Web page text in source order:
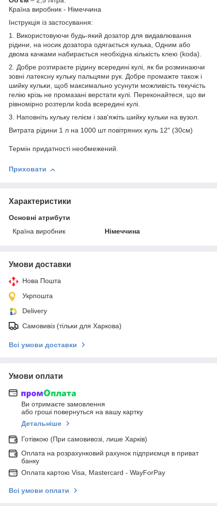
Країна виробник - Німеччина
Інструкція із застосування:
1. Використовуючи будь-який дозатор для видавлювання
рідини, на носик дозатора одягається кулька, Одним або
двома качками набирається необхідна кількість клею (koda).
2. Добре розтираєте рідину всередині кулі, як би розминаючи
зовні латексну кульку пальцями рук. Добре промажте також і
шийку кульки, щоб максимально усунути можливість текучість
гелію крізь не промазані верстати кулі. Переконайтеся, що ви
рівномірно розтерли koda всередині кулі.
3. Наповніть кульку гелієм і зав'яжіть шийку кульки на вузол.
Витрата рідини 1 л на 1000 шт повітряних куль 12" (30см)
Термін придатності необмежений.
Приховати
Характеристики
Основні атрибути
Країна виробник
Німеччина
Умови доставки
Нова Пошта
Укрпошта
Delivery
Самовивіз (тільки для Харкова)
Всі умови доставки
Умови оплати
Ви отримаєте замовлення
або гроші повернуться на вашу картку
Детальніше
Готівкою (При самовивозі, лише Харків)
Оплата на розрахунковий рахунок підприємця в приват
банку
Оплата картою Visa, Mastercard - WayForPay
Всі умови оплати